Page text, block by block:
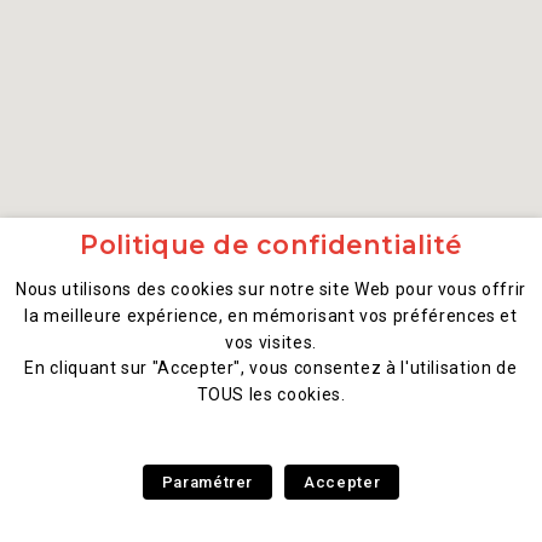
Politique de confidentialité
Nous utilisons des cookies sur notre site Web pour vous offrir
la meilleure expérience, en mémorisant vos préférences et
vos visites.
En cliquant sur "Accepter", vous consentez à l'utilisation de
TOUS les cookies.
Paramétrer Accepter